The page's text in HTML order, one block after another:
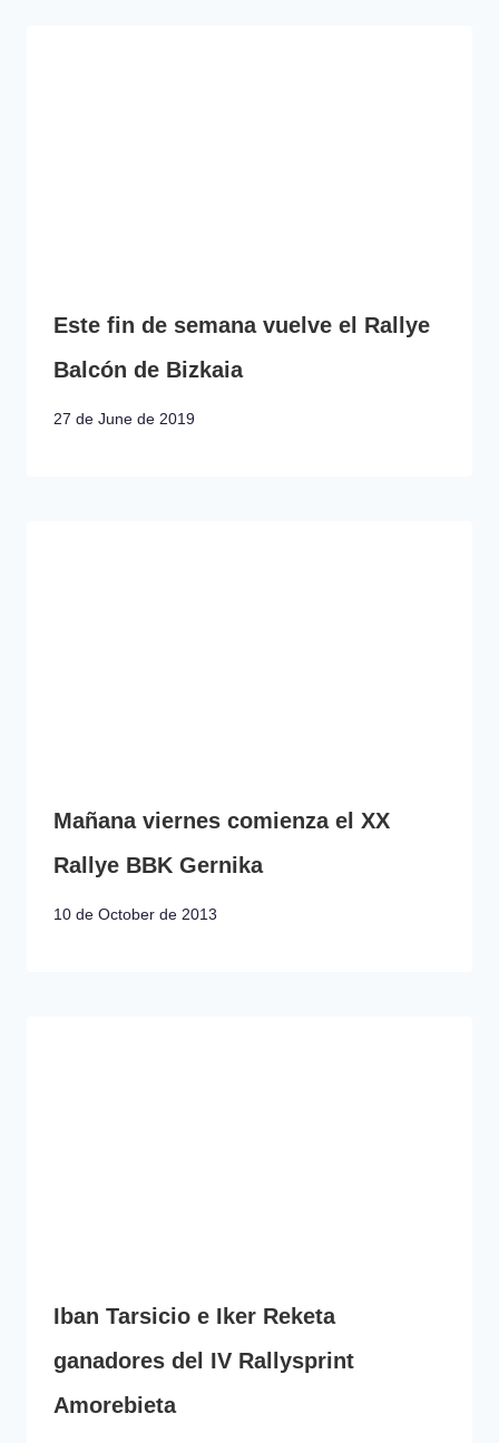
Este fin de semana vuelve el Rallye
Balcón de Bizkaia
27 de June de 2019
Mañana viernes comienza el XX
Rallye BBK Gernika
10 de October de 2013
Iban Tarsicio e Iker Reketa
ganadores del IV Rallysprint
Amorebieta